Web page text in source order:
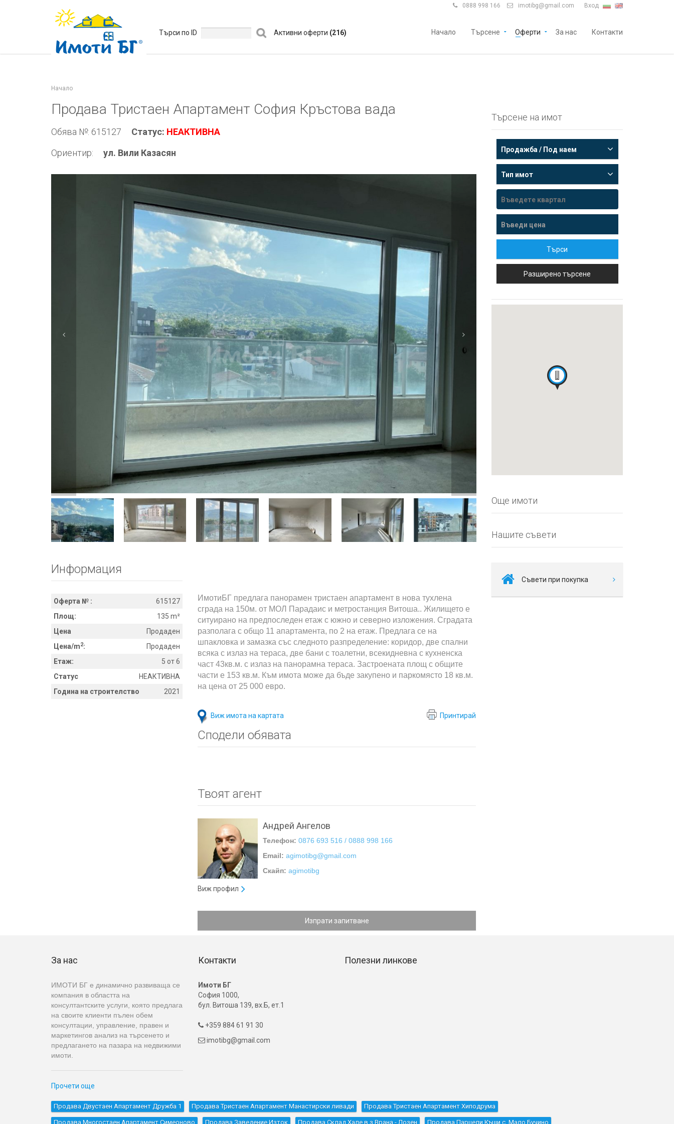
 0888 998 166  imotibg@gmail.com Вход
Търси по ID Активни оферти (216) Начало Търсене Оферти За нас Контакти
Начало
Продава Тристаен Апартамент София Кръстова вада
Обява №: 615127 Статус: НЕАКТИВНА
Ориентир:
ул. Вили Казасян
Информация
Оферта № :
615127
Площ:
135 m²
Цена
Продаден
Цена/m2:
Продаден
Етаж:
5 от 6
Статус
НЕАКТИВНА
Година на строителство
2021
ИмотиБГ предлага панорамен тристаен апартамент в нова тухлена
сграда на 150м. от МОЛ Парадаис и метростанция Витоша.. Жилището е
ситуирано на предпоследен етаж с южно и северно изложения. Сградата
разполага с общо 11 апартамента, по 2 на етаж. Предлага се на
шпакловка и замазка със следното разпределение: коридор, две спални
всяка с излаз на тераса, две бани с тоалетни, всекидневна с кухненска
част 43кв.м. с излаз на панорамна тераса. Застроената площ с общите
части е 153 кв.м. Към имота може да бъде закупено и паркомясто 18 кв.м.
на цена от 25 000 евро.
Виж имота на картата Принтирай
Сподели обявата
Твоят агент
Виж профил
Андрей Ангелов
Телефон: 0876 693 516 / 0888 998 166
Email: agimotibg@gmail.com
Скайп: agimotibg
Изпрати запитване
Търсене на имот
Продажба / Под наем
Тип имот
Търси
Разширено търсене
Още имоти
Нашите съвети
Съвети при покупка
За нас
ИМОТИ БГ е динамично развиваща се
компания в областта на
консултантските услуги, която предлага
на своите клиенти пълен обем
консултации, управление, правен и
маркетингов анализ на търсенето и
предлагането на пазара на недвижими
имоти.
Прочети още
Контакти
Имоти БГ
София 1000,
бул. Витоша 139, вх.Б, ет.1
+359 884 61 91 30
 imotibg@gmail.com
Полезни линкове
Продава Двустаен Апартамент Дружба 1 Продава Тристаен Апартамент Манастирски ливади Продава Тристаен Апартамент Хиподрума
Продава Многостаен Апартамент Симеоново Продава Заведение Изток Продава Склад Хале в.з.Врана - Лозен Продава Парцели Къщи с. Мало Бучино